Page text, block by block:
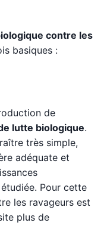
contre les
basiques :
de
lutte biologique.
très simple,
adéquate et
Pour cette
les ravageurs est
plus de